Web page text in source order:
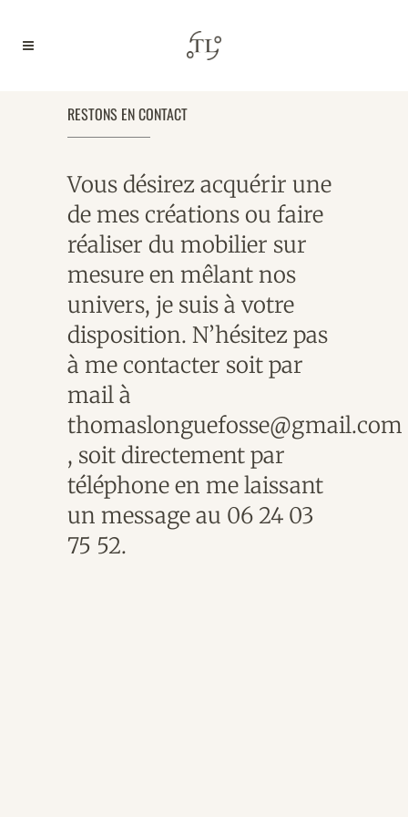
RESTONS EN CONTACT
Vous désirez acquérir une
de mes créations ou faire
réaliser du mobilier sur
mesure en mêlant nos
univers, je suis à votre
disposition. N’hésitez pas
à me contacter soit par
mail à
thomaslonguefosse@gmail.com
, soit directement par
téléphone en me laissant
un message au 06 24 03
75 52.